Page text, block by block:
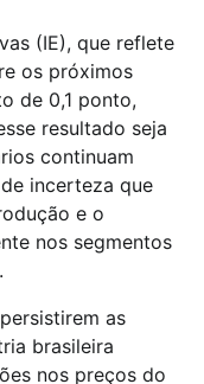
(IE), que reflete
os próximos
de 0,1 ponto,
resultado seja
continuam
incerteza que
e o
nos segmentos
as
brasileira
nos preços do